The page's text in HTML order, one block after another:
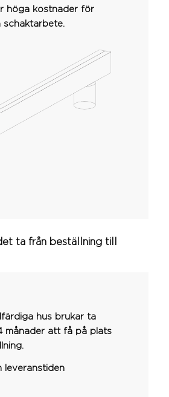
höga kostnader för
schaktarbete.
ta från beställning till
hus brukar ta
månader att få på plats
leveranstiden